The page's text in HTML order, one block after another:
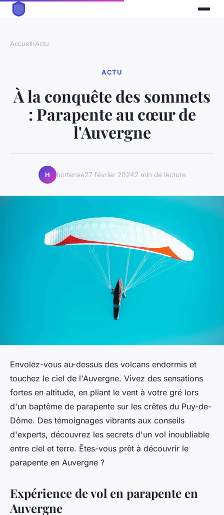
Accueil›Actu
ACTU
À la conquête des sommets
: Parapente au cœur de
l'Auvergne
H hortense27 février 20242 min de lecture
Envolez-vous au-dessus des volcans endormis et
touchez le ciel de l'Auvergne. Vivez des sensations
fortes en altitude, en pliant le vent à votre gré lors
d'un baptême de parapente sur les crêtes du Puy-de-
Dôme. Des témoignages vibrants aux conseils
d'experts, découvrez les secrets d'un vol inoubliable
entre ciel et terre. Êtes-vous prêt à découvrir le
parapente en Auvergne ?
Expérience de vol en parapente en
Auvergne